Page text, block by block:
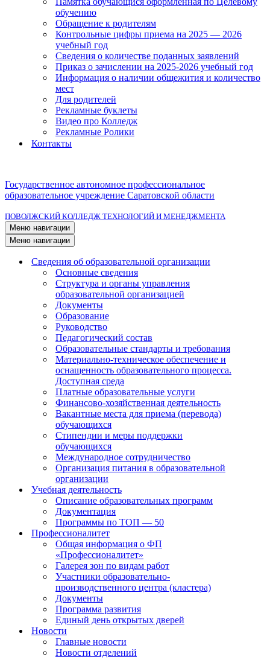
обучению
Обращение к родителям
Контрольные цифры приема на 2025 — 2026
учебный год
Сведения о количестве поданных заявлений
Приказ о зачислении на 2025-2026 учебный год
Информация о наличии общежития и количество
мест
Для родителей
Рекламные буклеты
Видео про Колледж
Рекламные Ролики
Контакты
Государственное автономное профессиональное
образовательное учреждение Саратовской области
ПОВОЛЖСКИЙ КОЛЛЕДЖ ТЕХНОЛОГИЙ И МЕНЕДЖМЕНТА
Меню навигации
Меню навигации
Сведения об образовательной организации
Основные сведения
Структура и органы управления
образовательной организацией
Документы
Образование
Руководство
Педагогический состав
Образовательные стандарты и требования
Материально-техническое обеспечение и
оснащенность образовательного процесса.
Доступная среда
Платные образовательные услуги
Финансово-хозяйственная деятельность
Вакантные места для приема (перевода)
обучающихся
Стипендии и меры поддержки
обучающихся
Международное сотрудничество
Организация питания в образовательной
организации
Учебная деятельность
Описание образовательных программ
Документация
Программы по ТОП — 50
Профессионалитет
Общая информация о ФП
«Профессионалитет»
Галерея зон по видам работ
Участники образовательно-
производственного центра (кластера)
Документы
Программа развития
Единый день открытых дверей
Новости
Главные новости
Новости отделений